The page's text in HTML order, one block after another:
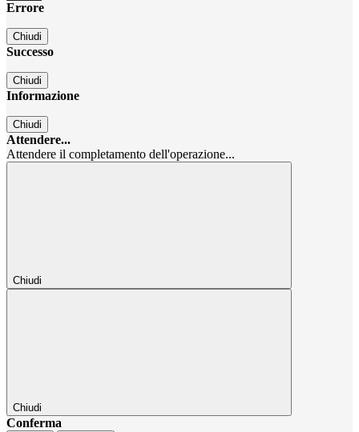
Errore
Chiudi
Successo
Chiudi
Informazione
Chiudi
Attendere...
Attendere il completamento dell'operazione...
Chiudi
Chiudi
Conferma